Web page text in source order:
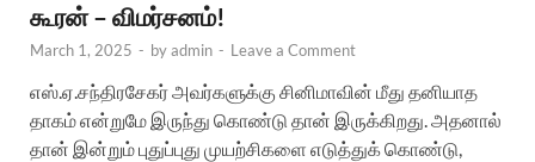
கூரன் – விமர்சனம்!
March 1, 2025 - byadmin - Leave a Comment
எஸ்.ஏ.சந்திரசேகர் அவர்களுக்கு சினிமாவின் மீது தனியாத
தாகம் என்றுமே இருந்து கொண்டு தான் இருக்கிறது. அதனால்
தான் இன்றும் புதுப்புது முயற்சிகளை எடுத்துக் கொண்டு,